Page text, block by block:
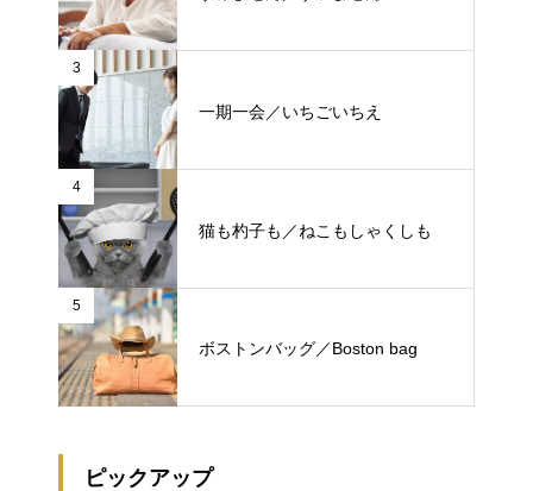
3
一期一会／いちごいちえ
4
猫も杓子も／ねこもしゃくしも
5
ボストンバッグ／Boston bag
ピックアップ